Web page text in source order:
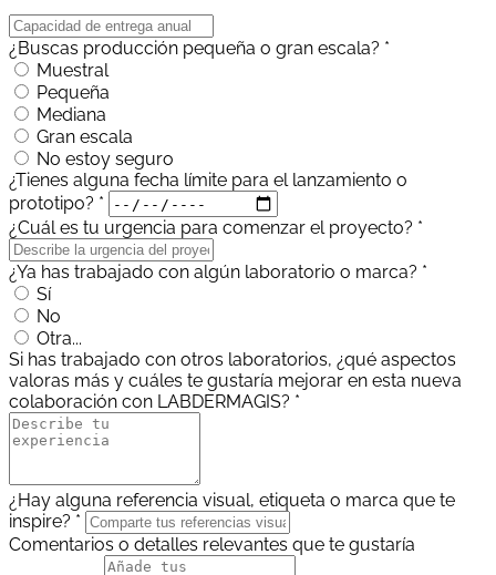
¿Buscas producción pequeña o gran escala? *
Muestral
Pequeña
Mediana
Gran escala
No estoy seguro
¿Tienes alguna fecha límite para el lanzamiento o
prototipo? *
¿Cuál es tu urgencia para comenzar el proyecto? *
¿Ya has trabajado con algún laboratorio o marca? *
Sí
No
Otra...
Si has trabajado con otros laboratorios, ¿qué aspectos
valoras más y cuáles te gustaría mejorar en esta nueva
colaboración con LABDERMAGIS? *
¿Hay alguna referencia visual, etiqueta o marca que te
inspire? *
Comentarios o detalles relevantes que te gustaría